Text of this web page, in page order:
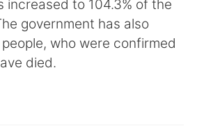
Italiano
Tiếng Việt
increased to 104.3% of the
government has also
who were confirmed
died.